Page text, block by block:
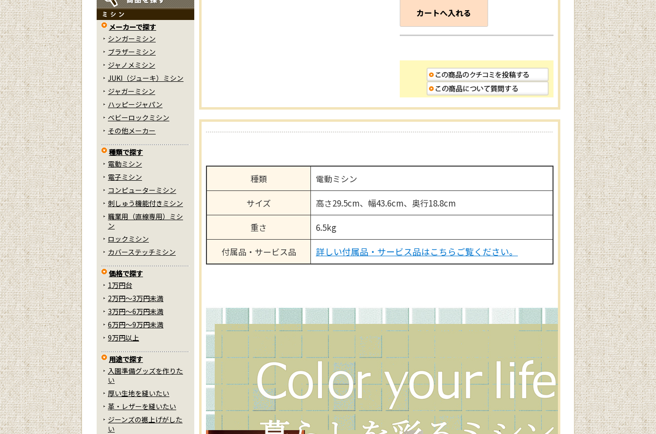
種類
電動ミシン
サイズ
高さ29.5cm、幅43.6cm、奥行18.8cm
重さ
6.5kg
付属品・サービス品
詳しい付属品・サービス品はこちらご覧ください。
メーカーで探す
シンガーミシン
ブラザーミシン
ジャノメミシン
JUKI（ジューキ）ミシン
ジャガーミシン
ハッピージャパン
ベビーロックミシン
その他メーカー
種類で探す
電動ミシン
電子ミシン
コンピューターミシン
刺しゅう機能付きミシン
職業用（直線専用）ミシ
ン
ロックミシン
カバーステッチミシン
価格で探す
1万円台
2万円～3万円未満
3万円～6万円未満
6万円～9万円未満
9万円以上
用途で探す
入園準備グッズを作りた
い
厚い生地を縫いたい
革・レザーを縫いたい
ジーンズの裾上げがした
い